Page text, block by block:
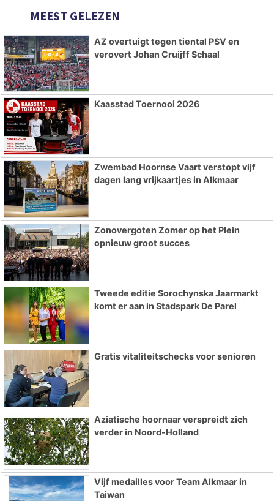
MEEST GELEZEN
AZ overtuigt tegen tiental PSV en
verovert Johan Cruijff Schaal
Kaasstad Toernooi 2026
Zwembad Hoornse Vaart verstopt vijf
dagen lang vrijkaartjes in Alkmaar
Zonovergoten Zomer op het Plein
opnieuw groot succes
Tweede editie Sorochynska Jaarmarkt
komt er aan in Stadspark De Parel
Gratis vitaliteitschecks voor senioren
Aziatische hoornaar verspreidt zich
verder in Noord-Holland
Vijf medailles voor Team Alkmaar in
Taiwan